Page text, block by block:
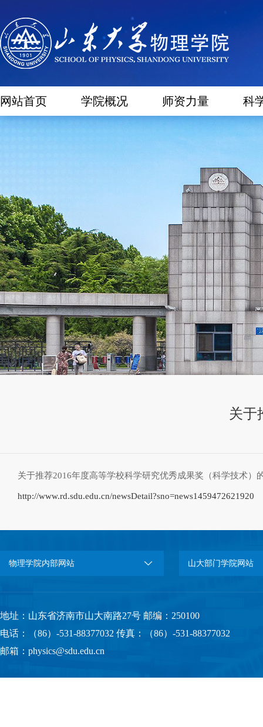
网站首页 学院概况 师资力量 科
关于
关于推荐2016年度高等学校科学研究优秀成果奖（科学技术）
http://www.rd.sdu.edu.cn/newsDetail?sno=news1459472621920
物理学院内部网站 山大部门学院网站
地址：山东省济南市山大南路27号 邮编：250100
电话：（86）-531-88377032 传真：（86）-531-88377032
邮箱：physics@sdu.edu.cn